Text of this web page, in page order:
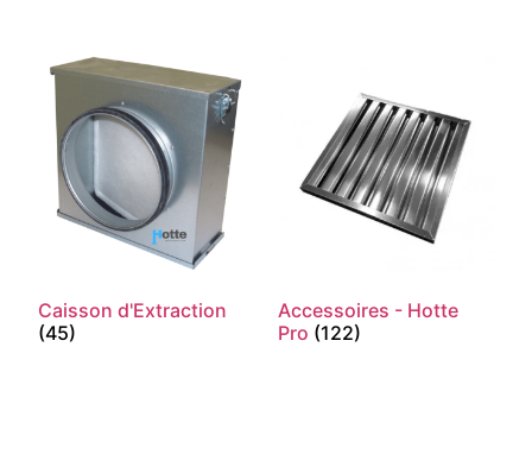
Caisson d'Extraction
(45)
Accessoires - Hotte
Pro (122)